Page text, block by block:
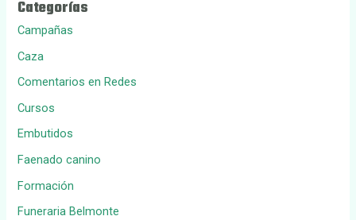
Categorías
Campañas
Caza
Comentarios en Redes
Cursos
Embutidos
Faenado canino
Formación
Funeraria Belmonte